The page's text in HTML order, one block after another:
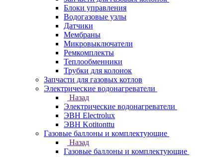
Блоки управления
Водогазовые узлы
Датчики
Мембраны
Микровыключатели
Ремкомплекты
Теплообменники
Трубки для колонок
Запчасти для газовых котлов
Электрические водонагреватели
Назад
Электрические водонагреватели
ЭВН Electrolux
ЭВН Kotitonttu
Газовые баллоны и комплектующие
Назад
Газовые баллоны и комплектующие